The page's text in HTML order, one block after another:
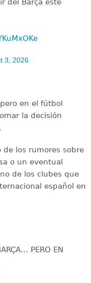
del Barça este
3, 2026
en el fútbol
la decisión
de los rumores sobre
o un eventual
de los clubes que
español en
PERO EN